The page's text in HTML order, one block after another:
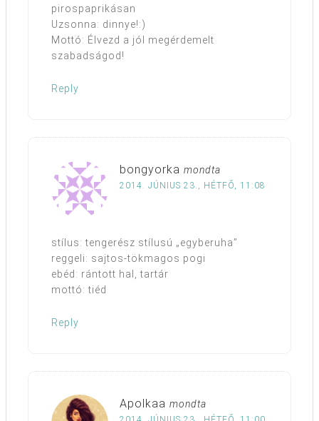
pirospaprikásan
Uzsonna: dinnye!:)
Mottó: Élvezd a jól megérdemelt
szabadságod!
Reply
bongyorka mondta
2014. JÚNIUS 23., HÉTFŐ, 11:08
stílus: tengerész stílusú „egyberuha”
reggeli: sajtos-tökmagos pogi
ebéd: rántott hal, tartár
mottó: tiéd
Reply
Apolkaa mondta